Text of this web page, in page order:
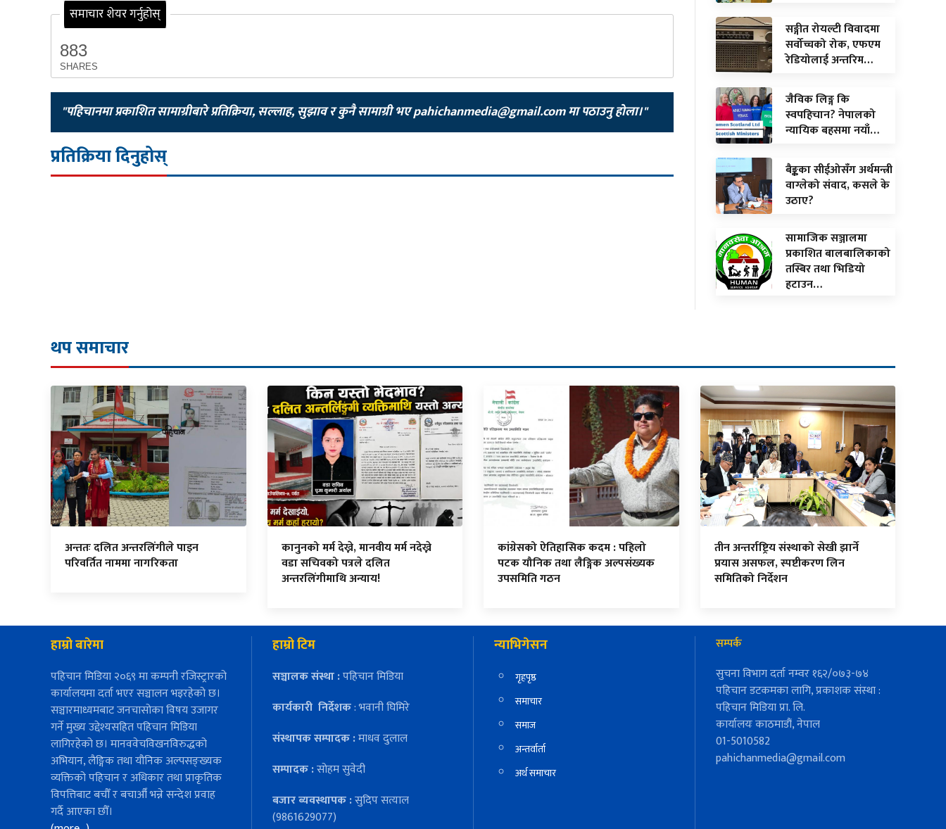
समाचार शेयर गर्नुहोस्
883
SHARES
"पहिचानमा प्रकाशित सामाग्रीबारे प्रतिक्रिया, सल्लाह, सुझाव र कुनै सामाग्री भएpahichanmedia@gmail.comमा पठाउनु होला।"
प्रतिक्रिया दिनुहोस्
सङ्गीत रोयल्टी विवादमा
सर्वोच्चको रोक, एफएम
रेडियोलाई अन्तरिम…
जैविक लिङ्ग कि
स्वपहिचान? नेपालको
न्यायिक बहसमा नयाँ…
बैङ्कका सीईओसँग अर्थमन्त्री
वाग्लेको संवाद, कसले के
उठाए?
सामाजिक सञ्जालमा
प्रकाशित बालबालिकाको
तस्बिर तथा भिडियो
हटाउन…
थप समाचार
अन्ततः दलित अन्तरलिंगीले पाइन
परिवर्तित नाममा नागरिकता
कानुनको मर्म देख्ने, मानवीय मर्म नदेख्ने
वडा सचिवको पत्रले दलित
अन्तरलिंगीमाथि अन्याय!
कांग्रेसको ऐतिहासिक कदम : पहिलो
पटक यौनिक तथा लैङ्गिक अल्पसंख्यक
उपसमिति गठन
तीन अन्तर्राष्ट्रिय संस्थाको सेखी झार्ने
प्रयास असफल, स्पष्टीकरण लिन
समितिको निर्देशन
हाम्रो बारेमा
पहिचान मिडिया २०६९ मा कम्पनी रजिस्ट्रारको
कार्यालयमा दर्ता भएर सञ्चालन भइरहेको छ।
सञ्चारमाध्यमबाट जनचासोका विषय उजागर
गर्ने मुख्य उद्देश्यसहित पहिचान मिडिया
लागिरहेको छ। मानववेचविखनविरुद्धको
अभियान, लैङ्गिक तथा यौनिक अल्पसङ्ख्यक
व्यक्तिको पहिचान र अधिकार तथा प्राकृतिक
विपत्तिबाट बचौँ र बचाऔँ भन्ने सन्देश प्रवाह
गर्दै आएका छौँ।
हाम्रो टिम
सञ्चालक संस्था :पहिचान मिडिया
कार्यकारी निर्देशक: भवानी घिमिरे
संस्थापक सम्पादक :माधव दुलाल
सम्पादक :सोहम सुवेदी
बजार ब्यवस्थापक :सुदिप सत्याल
(9861629077)
न्याभिगेसन
गृहपृष्ठ
समाचार
समाज
अन्तर्वार्ता
अर्थ समाचार
सम्पर्क
सुचना विभाग दर्ता नम्वर १६२/०७३-७४
पहिचान डटकमका लागि, प्रकाशक संस्था :
पहिचान मिडिया प्रा. लि.
कार्यालयः काठमाडौं, नेपाल
01-5010582
pahichanmedia@gmail.com